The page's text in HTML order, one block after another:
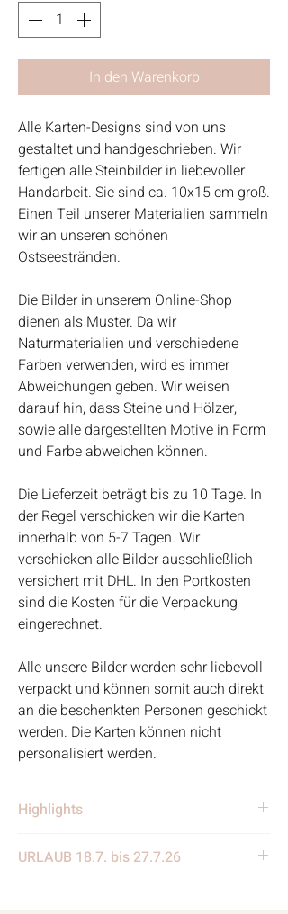
In den Warenkorb
Alle Karten-Designs sind von uns
gestaltet und handgeschrieben. Wir
fertigen alle Steinbilder in liebevoller
Handarbeit. Sie sind ca. 10x15 cm groß.
Einen Teil unserer Materialien sammeln
wir an unseren schönen
Ostseestränden.
Die Bilder in unserem Online-Shop
dienen als Muster. Da wir
Naturmaterialien und verschiedene
Farben verwenden, wird es immer
Abweichungen geben. Wir weisen
darauf hin, dass Steine und Hölzer,
sowie alle dargestellten Motive in Form
und Farbe abweichen können.
Die Lieferzeit beträgt bis zu 10 Tage. In
der Regel verschicken wir die Karten
innerhalb von 5-7 Tagen. Wir
verschicken alle Bilder ausschließlich
versichert mit DHL. In den Portkosten
sind die Kosten für die Verpackung
eingerechnet.
Alle unsere Bilder werden sehr liebevoll
verpackt und können somit auch direkt
an die beschenkten Personen geschickt
werden. Die Karten können nicht
personalisiert werden.
Highlights
• Verschickt von einem
URLAUB 18.7. bis 27.7.26